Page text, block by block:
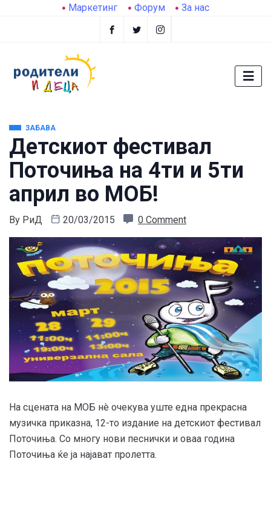
Маркетинг Форум За нас
ЗАБАВА
Детскиот фестивал
Поточиња на 4ти и 5ти
април во МОБ!
By РиД 20/03/2015 0 Comment
На сцената на МОБ нè очекува уште една прекрасна
музичка приказна, 12-то издание на детскиот фестивал
Поточиња. Со многу нови песнички и оваа година
Поточиња ќе ја најават пролетта.